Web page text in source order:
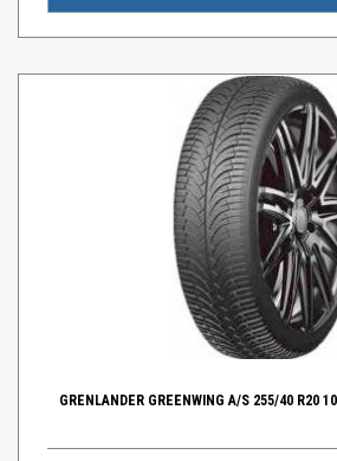
GRENLANDER GREENWING A/S 255/40 R20